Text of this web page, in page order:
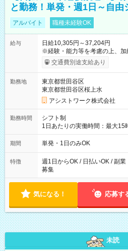
と勤務！単発・週1日～自由
アルバイト 職種未経験OK
給与
日給10,305円～37,204円
※経験・能力等を考慮の上、加給・
間】試用期間なし
交通費別途支給あり
勤務地
東京都世田谷区
東京都世田谷区桜上水
アシストワーク株式会社
勤務時間
シフト制
1日あたりの実働時間：最大15
勤務 勤務：月・水・金 休み：火・木・土
可能です！ ※1日あたりの最大実働時間は日勤、夜勤共に勤務し
期間 単発・1日のみOK
特徴
週1日からOK / 日払いOK / 副
募集
気になる！ 応募す
未読